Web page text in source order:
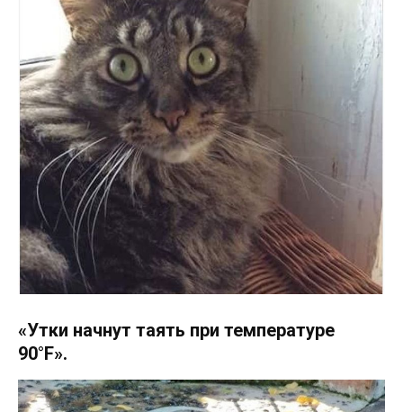
«Утки начнут таять при температуре
90°F».